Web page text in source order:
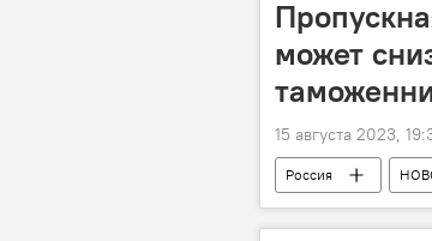
может
15 августа 2023,
Россия